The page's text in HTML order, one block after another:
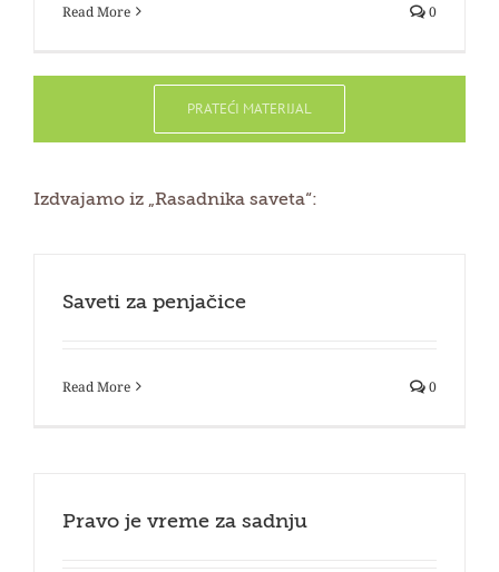
Read More 0
PRATEĆI MATERIJAL
Izdvajamo iz „Rasadnika saveta“:
Saveti za penjačice
Read More 0
Pravo je vreme za sadnju